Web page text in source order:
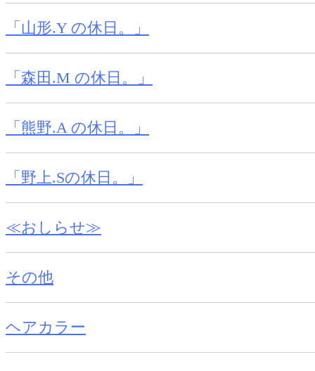
「山形.Y の休日。」
「森田.M の休日。」
「熊野.A の休日。」
「野上.Sの休日。」
≪おしらせ≫
その他
ヘアカラー